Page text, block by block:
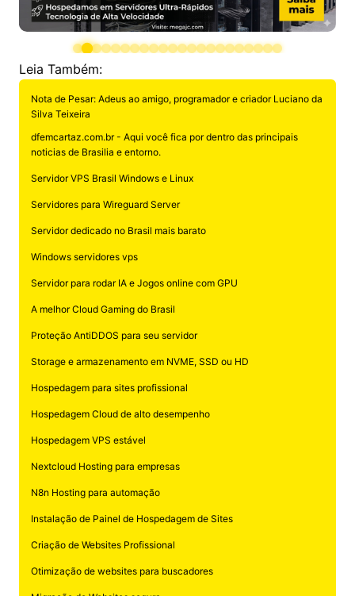
Leia Também:
Nota de Pesar: Adeus ao amigo, programador e criador Luciano da
Silva Teixeira
dfemcartaz.com.br - Aqui você fica por dentro das principais
noticias de Brasilia e entorno.
Servidor VPS Brasil Windows e Linux
Servidores para Wireguard Server
Servidor dedicado no Brasil mais barato
Windows servidores vps
Servidor para rodar IA e Jogos online com GPU
A melhor Cloud Gaming do Brasil
Proteção AntiDDOS para seu servidor
Storage e armazenamento em NVME, SSD ou HD
Hospedagem para sites profissional
Hospedagem Cloud de alto desempenho
Hospedagem VPS estável
Nextcloud Hosting para empresas
N8n Hosting para automação
Instalação de Painel de Hospedagem de Sites
Criação de Websites Profissional
Otimização de websites para buscadores